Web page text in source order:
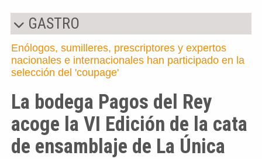
GASTRO
Enólogos, sumilleres, prescriptores y expertos
nacionales e internacionales han participado en la
selección del 'coupage'
La bodega Pagos del Rey
acoge la VI Edición de la cata
de ensamblaje de La Única